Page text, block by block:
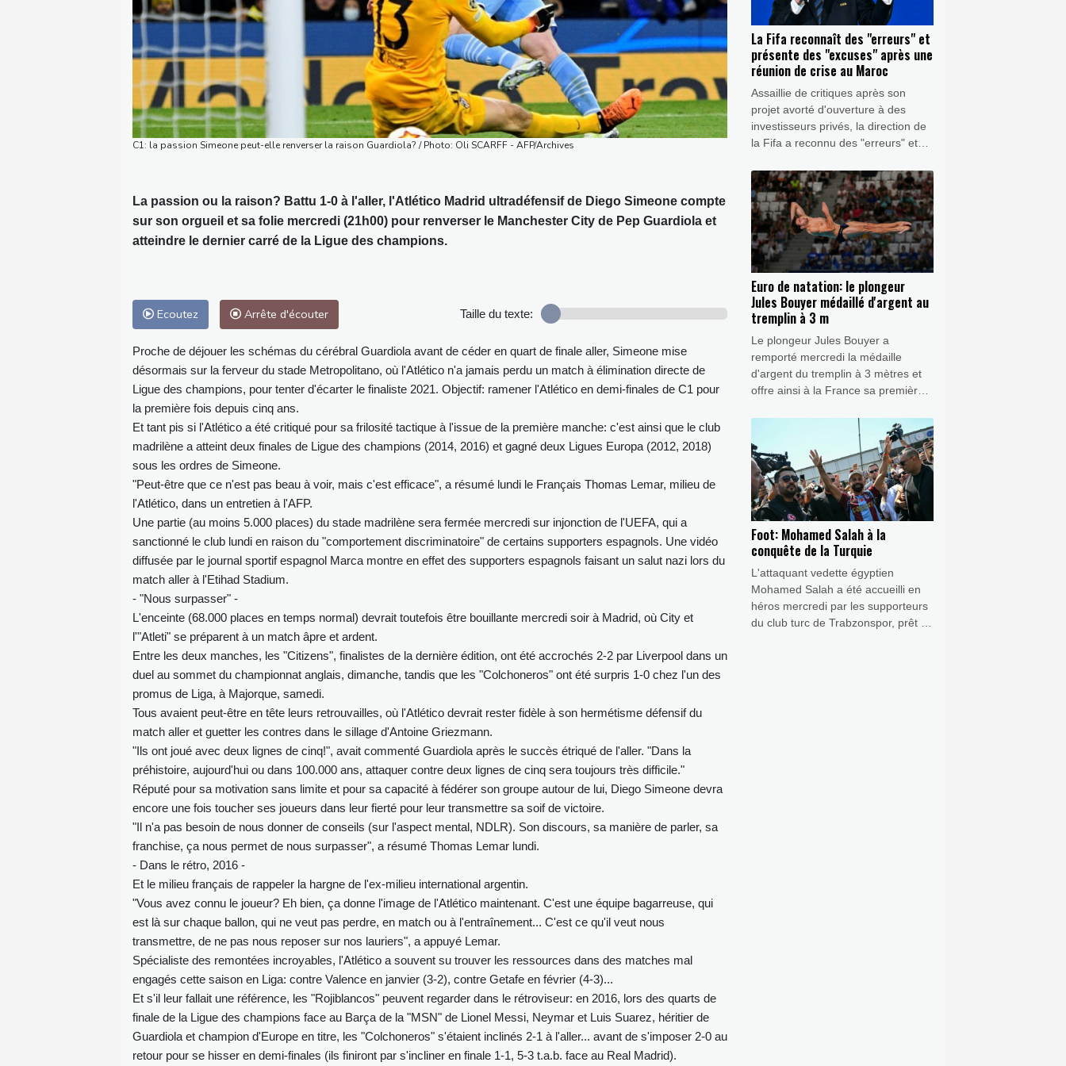
C1: la passion Simeone peut-elle renverser la raison Guardiola? / Photo: Oli SCARFF - AFP/Archives
La passion ou la raison? Battu 1-0 à l'aller, l'Atlético Madrid ultradéfensif de Diego Simeone compte
sur son orgueil et sa folie mercredi (21h00) pour renverser le Manchester City de Pep Guardiola et
atteindre le dernier carré de la Ligue des champions.
Ecoutez Arrête d'écouter Taille du texte:
Proche de déjouer les schémas du cérébral Guardiola avant de céder en quart de finale aller, Simeone mise
désormais sur la ferveur du stade Metropolitano, où l'Atlético n'a jamais perdu un match à élimination directe de
Ligue des champions, pour tenter d'écarter le finaliste 2021. Objectif: ramener l'Atlético en demi-finales de C1 pour
la première fois depuis cinq ans.
Et tant pis si l'Atlético a été critiqué pour sa frilosité tactique à l'issue de la première manche: c'est ainsi que le club
madrilène a atteint deux finales de Ligue des champions (2014, 2016) et gagné deux Ligues Europa (2012, 2018)
sous les ordres de Simeone.
"Peut-être que ce n'est pas beau à voir, mais c'est efficace", a résumé lundi le Français Thomas Lemar, milieu de
l'Atlético, dans un entretien à l'AFP.
Une partie (au moins 5.000 places) du stade madrilène sera fermée mercredi sur injonction de l'UEFA, qui a
sanctionné le club lundi en raison du "comportement discriminatoire" de certains supporters espagnols. Une vidéo
diffusée par le journal sportif espagnol Marca montre en effet des supporters espagnols faisant un salut nazi lors du
match aller à l'Etihad Stadium.
- "Nous surpasser" -
L'enceinte (68.000 places en temps normal) devrait toutefois être bouillante mercredi soir à Madrid, où City et
l'"Atleti" se préparent à un match âpre et ardent.
Entre les deux manches, les "Citizens", finalistes de la dernière édition, ont été accrochés 2-2 par Liverpool dans un
duel au sommet du championnat anglais, dimanche, tandis que les "Colchoneros" ont été surpris 1-0 chez l'un des
promus de Liga, à Majorque, samedi.
Tous avaient peut-être en tête leurs retrouvailles, où l'Atlético devrait rester fidèle à son hermétisme défensif du
match aller et guetter les contres dans le sillage d'Antoine Griezmann.
"Ils ont joué avec deux lignes de cinq!", avait commenté Guardiola après le succès étriqué de l'aller. "Dans la
préhistoire, aujourd'hui ou dans 100.000 ans, attaquer contre deux lignes de cinq sera toujours très difficile."
Réputé pour sa motivation sans limite et pour sa capacité à fédérer son groupe autour de lui, Diego Simeone devra
encore une fois toucher ses joueurs dans leur fierté pour leur transmettre sa soif de victoire.
"Il n'a pas besoin de nous donner de conseils (sur l'aspect mental, NDLR). Son discours, sa manière de parler, sa
franchise, ça nous permet de nous surpasser", a résumé Thomas Lemar lundi.
- Dans le rétro, 2016 -
Et le milieu français de rappeler la hargne de l'ex-milieu international argentin.
"Vous avez connu le joueur? Eh bien, ça donne l'image de l'Atlético maintenant. C'est une équipe bagarreuse, qui
est là sur chaque ballon, qui ne veut pas perdre, en match ou à l'entraînement... C'est ce qu'il veut nous
transmettre, de ne pas nous reposer sur nos lauriers", a appuyé Lemar.
Spécialiste des remontées incroyables, l'Atlético a souvent su trouver les ressources dans des matches mal
engagés cette saison en Liga: contre Valence en janvier (3-2), contre Getafe en février (4-3)...
Et s'il leur fallait une référence, les "Rojiblancos" peuvent regarder dans le rétroviseur: en 2016, lors des quarts de
finale de la Ligue des champions face au Barça de la "MSN" de Lionel Messi, Neymar et Luis Suarez, héritier de
Guardiola et champion d'Europe en titre, les "Colchoneros" s'étaient inclinés 2-1 à l'aller... avant de s'imposer 2-0 au
retour pour se hisser en demi-finales (ils finiront par s'incliner en finale 1-1, 5-3 t.a.b. face au Real Madrid).
La Fifa reconnaît des "erreurs" et
présente des "excuses" après une
réunion de crise au Maroc
Assaillie de critiques après son
projet avorté d'ouverture à des
investisseurs privés, la direction de
la Fifa a reconnu des "erreurs" et
néanmoins un "plein soutien" au
président Gianni Infantino, mercredi
à l'issue d'une réunion de crise au
Maroc.
Euro de natation: le plongeur
Jules Bouyer médaillé d'argent au
tremplin à 3 m
Le plongeur Jules Bouyer a
remporté mercredi la médaille
d'argent du tremplin à 3 mètres et
offre ainsi à la France sa première
Championnats d'Europe de natation
Foot: Mohamed Salah à la
conquête de la Turquie
L'attaquant vedette égyptien
Mohamed Salah a été accueilli en
héros mercredi par les supporteurs
du club turc de Trabzonspor, prêt à